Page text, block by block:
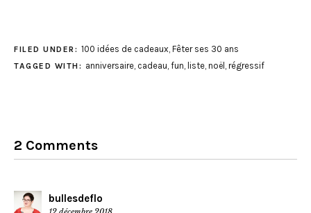
FILED UNDER: 100 idées de cadeaux, Fêter ses 30 ans
TAGGED WITH: anniversaire, cadeau, fun, liste, noël , régressif
2 Comments
bullesdeflo